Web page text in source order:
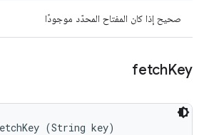
صحيح إذا كان المفتاح المحدّد موجودًا
fetchKey
(String key)